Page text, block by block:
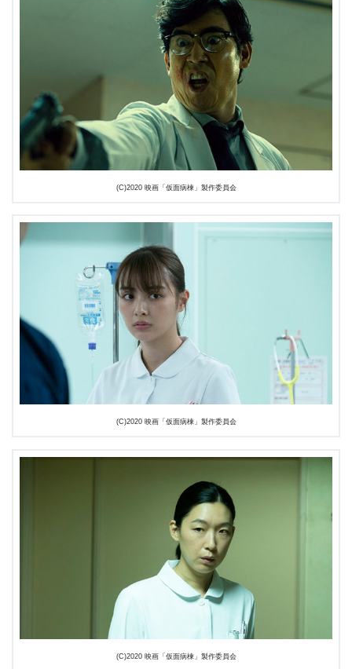
(C)2020 映画「仮面病棟」製作委員会
(C)2020 映画「仮面病棟」製作委員会
(C)2020 映画「仮面病棟」製作委員会